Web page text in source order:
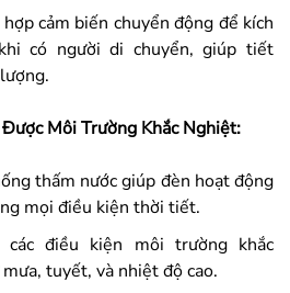
cảm biến chuyển động để kích
có người di chuyển, giúp tiết
Môi Trường Khắc Nghiệt:
thấm nước giúp đèn hoạt động
mọi điều kiện thời tiết.
các điều kiện môi trường khắc
tuyết, và nhiệt độ cao.